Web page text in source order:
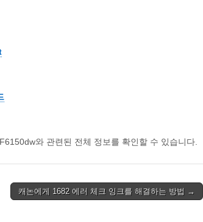
와 관련된 전체 정보를 확인할 수 있습니다.
캐논에게 1682 에러 체크 잉크를 해결하는 방법 →